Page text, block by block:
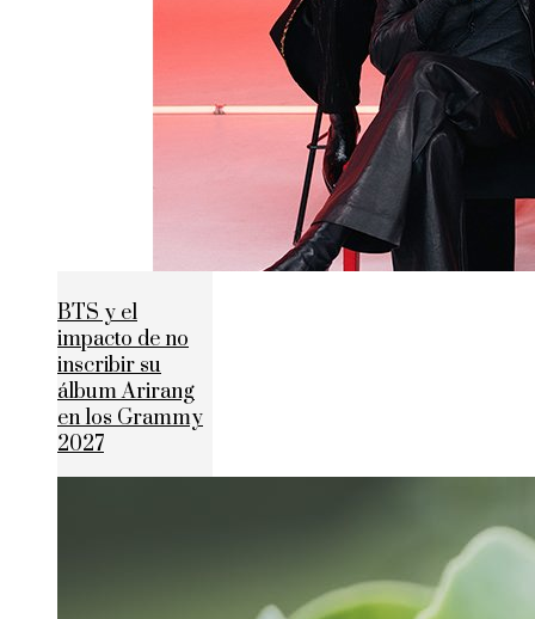
BTS y el
impacto de no
inscribir su
álbum Arirang
en los Grammy
2027